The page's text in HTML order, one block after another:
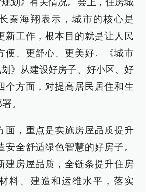
划》有关情况。会上，住房城
秦海翔表示，城市的核心是
新工作，根本目的就是让人民
便、更舒心、更美好。《城市
划》从建设好房子、好小区、好
个方面，对提高居民居住和生
。
面，重点是实施房屋品质提升
安全舒适绿色智慧的好房子。
建房屋品质，全链条提升住房
料、建造和运维水平，落实